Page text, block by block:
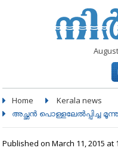
Home Kerala news
അച്ഛന്‍ പൊള്ളലേല്‍പ്പിച്ച
Published on March 11, 2015 at